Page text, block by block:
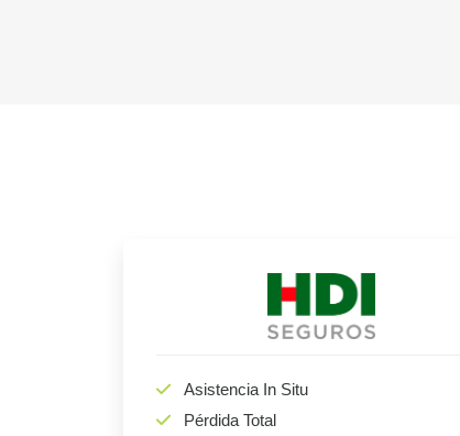
Asistencia In Situ
Pérdida Total